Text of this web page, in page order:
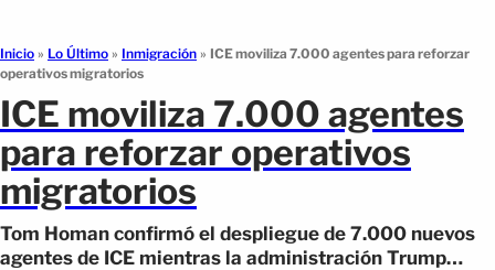
Inicio » Lo Último » Inmigración » ICE moviliza 7.000 agentes para reforzar
operativos migratorios
ICE moviliza 7.000 agentes
para reforzar operativos
migratorios
Tom Homan confirmó el despliegue de 7.000 nuevos
agentes de ICE mientras la administración Trump